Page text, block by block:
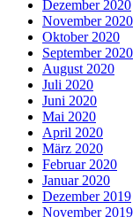
Dezember 2020
November 2020
Oktober 2020
September 2020
August 2020
Juli 2020
Juni 2020
Mai 2020
April 2020
März 2020
Februar 2020
Januar 2020
Dezember 2019
November 2019